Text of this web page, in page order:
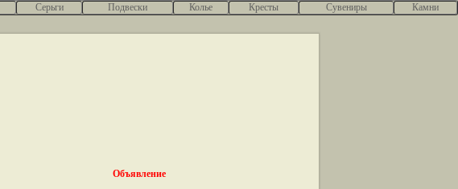
Серьги Подвески Колье Кресты Сувениры Камни
Объявление